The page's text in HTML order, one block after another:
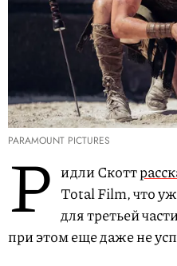
PARAMOUNT PICTURES
Р идли Скотт
Total Film, что
для третьей
при этом еще даже не